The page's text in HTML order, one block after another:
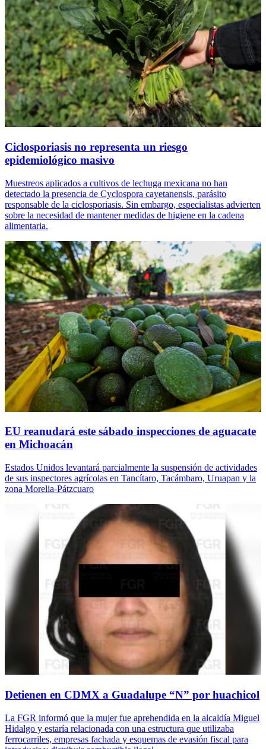
Ciclosporiasis no representa un riesgo
epidemiológico masivo
Muestreos aplicados a cultivos de lechuga mexicana no han
detectado la presencia de Cyclospora cayetanensis, parásito
responsable de la ciclosporiasis. Sin embargo, especialistas advierten
sobre la necesidad de mantener medidas de higiene en la cadena
alimentaria.
EU reanudará este sábado inspecciones de aguacate
en Michoacán
Estados Unidos levantará parcialmente la suspensión de actividades
de sus inspectores agrícolas en Tancítaro, Tacámbaro, Uruapan y la
zona Morelia-Pátzcuaro
Detienen en CDMX a Guadalupe “N” por huachicol
La FGR informó que la mujer fue aprehendida en la alcaldía Miguel
Hidalgo y estaría relacionada con una estructura que utilizaba
ferrocarriles, empresas fachada y esquemas de evasión fiscal para